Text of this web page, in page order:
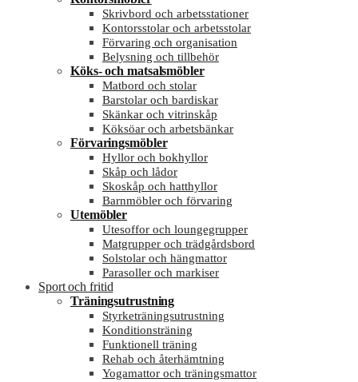
Skrivbord och arbetsstationer
Kontorsstolar och arbetsstolar
Förvaring och organisation
Belysning och tillbehör
Köks- och matsalsmöbler
Matbord och stolar
Barstolar och bardiskar
Skänkar och vitrinskåp
Köksöar och arbetsbänkar
Förvaringsmöbler
Hyllor och bokhyllor
Skåp och lådor
Skoskåp och hatthyllor
Barnmöbler och förvaring
Utemöbler
Utesoffor och loungegrupper
Matgrupper och trädgårdsbord
Solstolar och hängmattor
Parasoller och markiser
Sport och fritid
Träningsutrustning
Styrketräningsutrustning
Konditionsträning
Funktionell träning
Rehab och återhämtning
Yogamattor och träningsmattor